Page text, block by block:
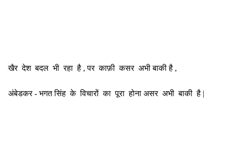
खैर देश बदल भी रहा है , पर काफ़ी कसर अभी बाकी है ,
अंबेडकर - भगत सिंह के विचारों का पूरा होना असर अभी बाकी है |